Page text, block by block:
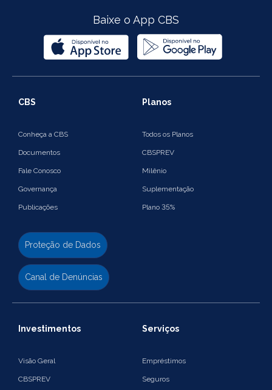
Baixe o App CBS
CBS
Conheça a CBS
Documentos
Fale Conosco
Governança
Publicações
Proteção de Dados
Canal de Denúncias
Planos
Todos os Planos
CBSPREV
Milênio
Suplementação
Plano 35%
Investimentos
Visão Geral
CBSPREV
Serviços
Empréstimos
Seguros